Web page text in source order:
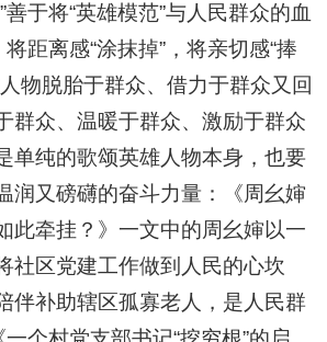
善于将“英雄模范”与人民群众的血
将距离感“涂抹掉”，将亲切感“捧
物脱胎于群众、借力于群众又回
群众、温暖于群众、激励于群众
纯的歌颂英雄人物本身，也要
润又磅礴的奋斗力量：《周幺婶
此牵挂？》一文中的周幺婶以一
社区党建工作做到人民的心坎
伴补助辖区孤寡老人，是人民群